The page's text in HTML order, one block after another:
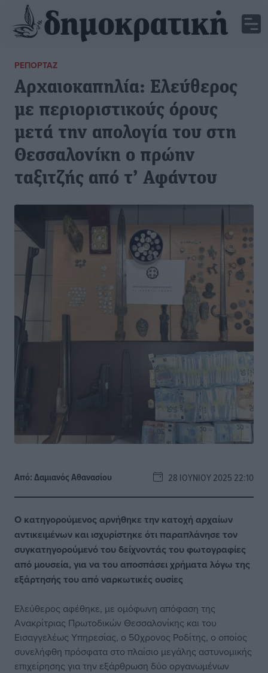
ΡΕΠΟΡΤΆΖ
Αρχαιοκαπηλία: Ελεύθερος
με περιοριστικούς όρους
μετά την απολογία του στη
Θεσσαλονίκη ο πρώην
ταξιτζής από τ’ Αφάντου
Από:Δαμιανός Αθανασίου 28 ΙΟΥΝΊΟΥ 2025 22:10
Ο κατηγορούμενος αρνήθηκε την κατοχή αρχαίων
αντικειμένων και ισχυρίστηκε ότι παραπλάνησε τον
συγκατηγορούμενό του δείχνοντάς του φωτογραφίες
από μουσεία, για να του αποσπάσει χρήματα λόγω της
εξάρτησής του από ναρκωτικές ουσίες
Ελεύθερος αφέθηκε, με ομόφωνη απόφαση της
Ανακρίτριας Πρωτοδικών Θεσσαλονίκης και του
Εισαγγελέως Υπηρεσίας, ο 50χρονος Ροδίτης, ο οποίος
συνελήφθη πρόσφατα στο πλαίσιο μεγάλης αστυνομικής
επιχείρησης για την εξάρθρωση δύο οργανωμένων